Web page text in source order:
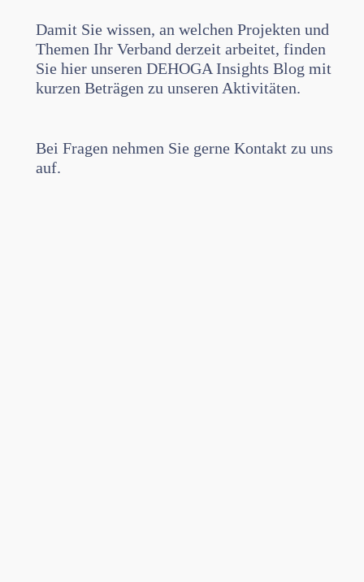
Damit Sie wissen, an welchen Projekten und
Themen Ihr Verband derzeit arbeitet, finden
Sie hier unseren DEHOGA Insights Blog mit
kurzen Beträgen zu unseren Aktivitäten.
Bei Fragen nehmen Sie gerne Kontakt zu uns
auf.